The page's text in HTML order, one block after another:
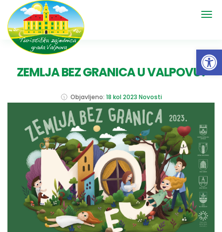
ZEMLJA BEZ GRANICA U VALPOVU!
Objavljeno: 18 kol 2023 Novosti